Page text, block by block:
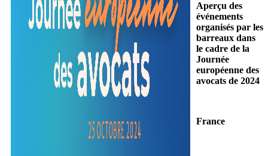
Aperçu des
événements
organisés par les
barreaux dans
le cadre de la
Journée
européenne des
avocats de 2024
France